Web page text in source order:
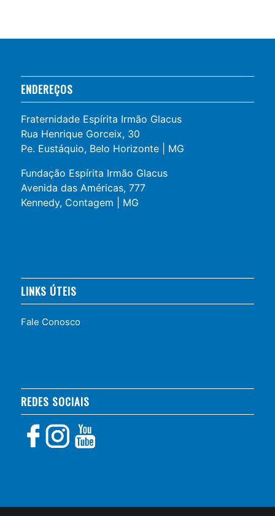
ENDEREÇOS
Fraternidade Espírita Irmão Glacus
Rua Henrique Gorceix, 30
Pe. Eustáquio, Belo Horizonte | MG
Fundação Espírita Irmão Glacus
Avenida das Américas, 777
Kennedy, Contagem | MG
LINKS ÚTEIS
Fale Conosco
REDES SOCIAIS